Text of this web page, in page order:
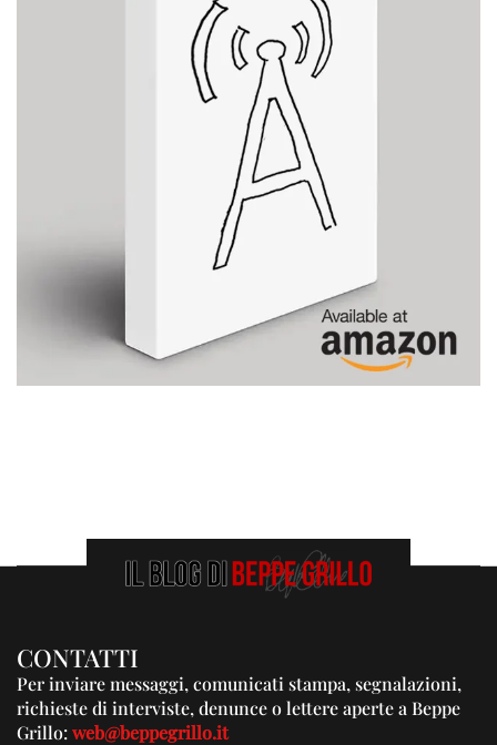
CONTATTI
Per inviare messaggi, comunicati stampa, segnalazioni,
richieste di interviste, denunce o lettere aperte a Beppe
Grillo:web@beppegrillo.it